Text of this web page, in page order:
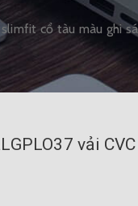
cổ tàu màu ghi
vải